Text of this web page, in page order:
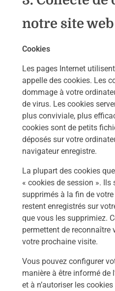
notre site web
Cookies
Les pages Internet
appelle des cookies. Les
dommage à votre
de virus. Les cookies
plus conviviale, plus
cookies sont de petits
déposés sur votre
navigateur enregistre.
La plupart des cookies
« cookies de session ».
supprimés à la fin de
restent enregistrés sur
que vous les supprimiez.
permettent de reconnaître
votre prochaine visite.
Vous pouvez configurer
manière à être informé de
et à n’autoriser les